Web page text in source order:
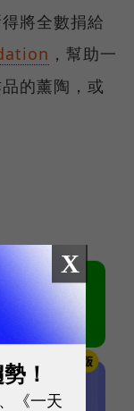
將全數捐給
，幫助一
的薰陶，或
X
！
《一天